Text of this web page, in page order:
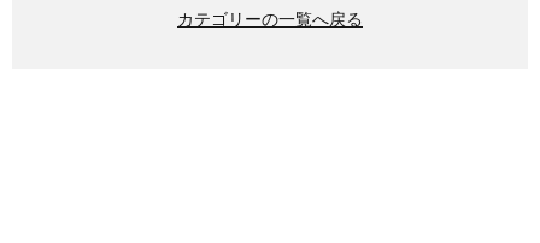
カテゴリーの一覧へ戻る